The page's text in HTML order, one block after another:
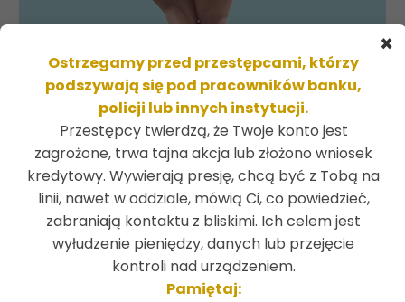
Oszczędności
×
Ostrzegamy przed przestępcami, którzy
podszywają się pod pracowników banku,
policji lub innych instytucji.
Przestępcy twierdzą, że Twoje konto jest
zagrożone, trwa tajna akcja lub złożono wniosek
kredytowy. Wywierają presję, chcą być z Tobą na
linii, nawet w oddziale, mówią Ci, co powiedzieć,
zabraniają kontaktu z bliskimi. Ich celem jest
wyłudzenie pieniędzy, danych lub przejęcie
kontroli nad urządzeniem.
Pamiętaj: